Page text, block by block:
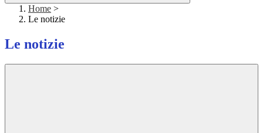
Home >
Le notizie
Le notizie